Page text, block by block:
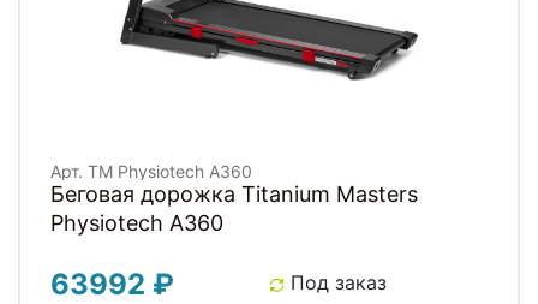
Арт. TM Physiotech A360
Беговая дорожка Titanium Masters
Physiotech A360
63992 ₽ Под заказ